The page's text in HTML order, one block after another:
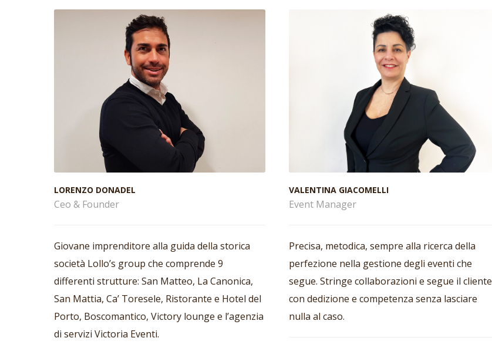
LORENZO DONADEL
Ceo & Founder
Giovane imprenditore alla guida della storica
società Lollo’s group che comprende 9
differenti strutture: San Matteo, La Canonica,
San Mattia, Ca’ Toresele, Ristorante e Hotel del
Porto, Boscomantico, Victory lounge e l’agenzia
di servizi Victoria Eventi.
VALENTINA GIACOMELLI
Event Manager
Precisa, metodica, sempre alla ricerca della
perfezione nella gestione degli eventi che
segue. Stringe collaborazioni e segue il cliente
con dedizione e competenza senza lasciare
nulla al caso.